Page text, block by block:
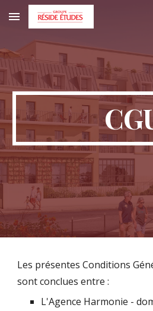
Skip to main content
Les présentes Conditions
sont conclues entre :
L'Agence Harmonie -